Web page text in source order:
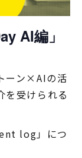
AI編」
ーン×AIの活
を受けられる
log」につ